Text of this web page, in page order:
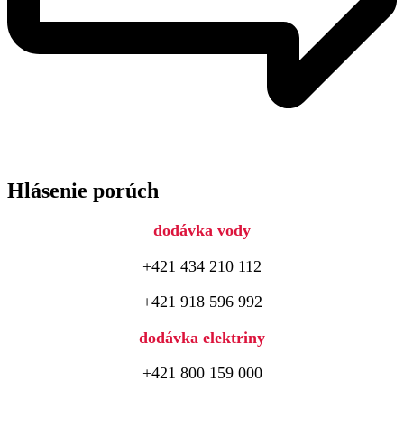
Hlásenie porúch
dodávka vody
+421 434 210 112
+421 918 596 992
dodávka elektriny
+421 800 159 000